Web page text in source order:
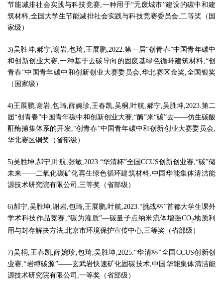
节能减排社会实践与科技竞赛,一种用于“无废城市”建设的碳中和建
筑材料,全国大学生节能减排社会实践与科技竞赛委员会,二等奖（国
家级）
3)吴胜坤,郝宁,谢岩,包琦,王展鹏,2022.第一届“创青春”中国青年碳中
和创新创业大赛,一种基于去碳导向的固废基绿色循环建筑材料,“创
青春”中国青年碳中和创新创业大赛委员会,华北赛区金奖,全国银奖
（国家级）
4)王展鹏,谢岩,包琦,薛婉珍,王春凯,吴桐,叶航,郝宁,吴胜坤,2023.第二
届“创青春”中国青年碳中和创新创业大赛,“酶”来“碳”去——仿生碳酸
酐酶捕集体系的开发,“创青春”中国青年碳中和创新创业大赛委员会,
华北赛区铜奖（省部级）
5)吴胜坤,郝宁,叶航,张敏,2023.“华清杯”全国CCUS创新创业赛,“碳”储
未来——二氧化碳矿化再生绿色循环建筑材料,中国华能集体清洁能
源技术研究院有限公司,三等奖（省部级）
6)郝宁,吴胜坤,谢岩,包琦,王展鹏,叶航,2023.“挑战杯”首都大学生课外
学术科技作品竞赛,“碳为灌质”—碳量子点纳米流体增强CO2地质利
用与封存解决方法,北京市环境保护宣传中心,三等奖（省部级）
7)吴桐,王春凯,薛婉珍,包琦,吴胜坤,2025.“华清杯”全国CCUS创新创
业赛,“岩缚碳源”——玄武岩快速矿化固碳技术,中国华能集体清洁能
源技术研究院有限公司,一等奖（省部级）